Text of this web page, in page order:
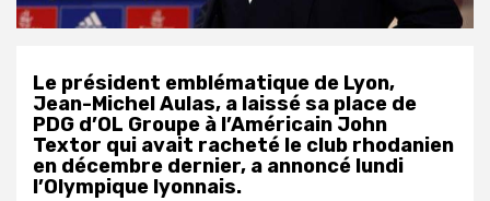
Le président emblématique de Lyon,
Jean-Michel Aulas, a laissé sa place de
PDG d’OL Groupe à l’Américain John
Textor qui avait racheté le club rhodanien
en décembre dernier, a annoncé lundi
l’Olympique lyonnais.